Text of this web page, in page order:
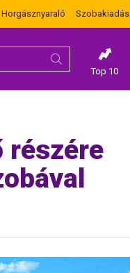
Horgásznyaraló Szobakiadás
Top 10
részére